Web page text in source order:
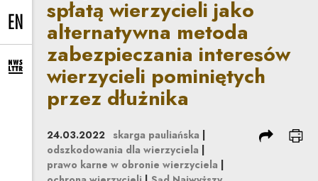
Change language to EN
rozwiń formularz zapisu na newsletter
spłatą wierzycieli jako
alternatywna metoda
zabezpieczania interesów
wierzycieli pominiętych
przez dłużnika
24.03.2022 skarga pauliańska
odszkodowania dla wierzyciela
prawo karne w obronie wierzyciela
podziel się